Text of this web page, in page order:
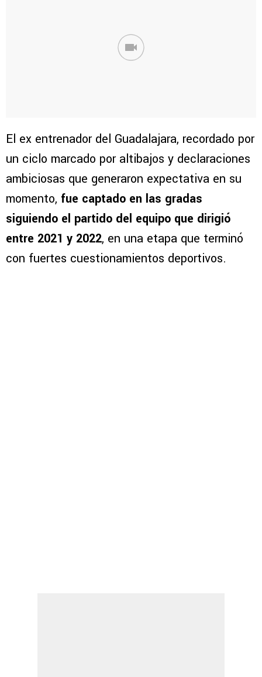
El ex entrenador del Guadalajara, recordado por
un ciclo marcado por altibajos y declaraciones
ambiciosas que generaron expectativa en su
momento, fue captado en las gradas
siguiendo el partido del equipo que dirigió
entre 2021 y 2022, en una etapa que terminó
con fuertes cuestionamientos deportivos.